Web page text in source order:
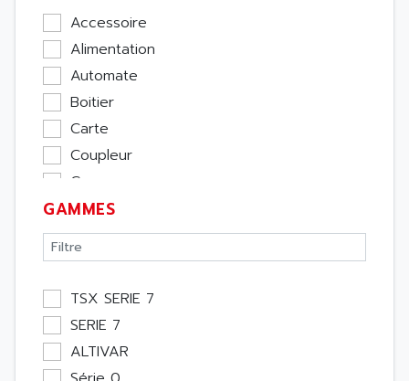
Accessoire
Alimentation
Automate
Boitier
Carte
Coupleur
Cpu
Ecran
Entrée / Sortie
Memoire
Module Métier
Moteur
Pupitre Opérateur
Rack
GAMMES
TSX SERIE 7
SERIE 7
ALTIVAR